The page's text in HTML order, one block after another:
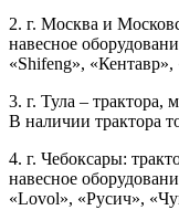
2. г. Москва и
навесное
«Shifeng»,
3. г. Тула – трактора,
В наличии трактора
4. г. Чебоксары:
навесное
«Lovol», «Русич»,